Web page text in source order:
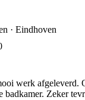
· Eindhoven
werk afgeleverd.
badkamer. Zeker